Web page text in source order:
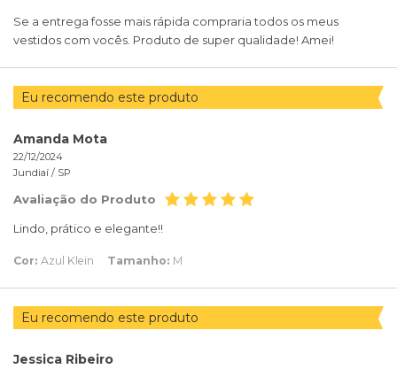
Se a entrega fosse mais rápida compraria todos os meus
vestidos com vocês. Produto de super qualidade! Amei!
Eu recomendo este produto
Amanda Mota
22/12/2024
Jundiaí / SP
Avaliação do Produto
Lindo, prático e elegante!!
Cor: Azul Klein Tamanho: M
Eu recomendo este produto
Jessica Ribeiro